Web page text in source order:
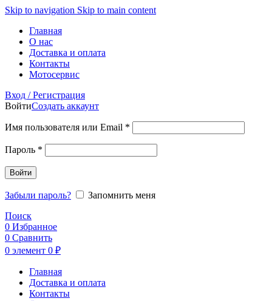
Skip to navigation Skip to main content
Главная
О нас
Доставка и оплата
Контакты
Мотосервис
Вход / Регистрация
ВойтиСоздать аккаунт
Имя пользователя или Email *
Пароль *
Войти
Забыли пароль?
Запомнить меня
Поиск
0 Избранное
0 Сравнить
0 элемент 0 ₽
Главная
Доставка и оплата
Контакты